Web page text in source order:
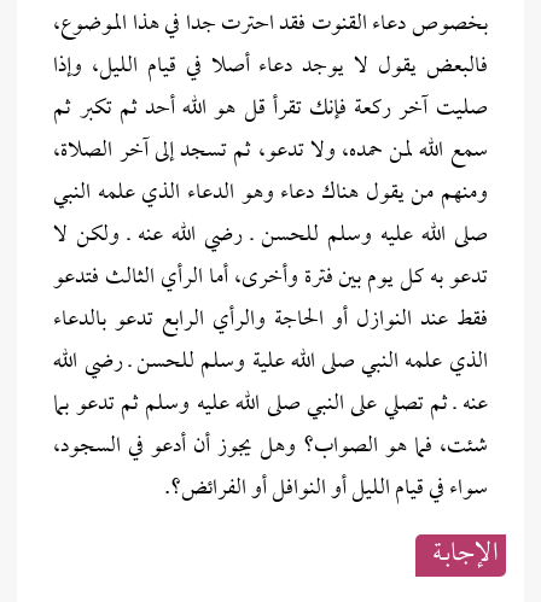
بخصوص دعاء القنوت فقد احترت جدا في هذا الموضوع،
فالبعض يقول لا يوجد دعاء أصلا في قيام الليل، وإذا
صليت آخر ركعة فإنك تقرأ قل هو الله أحد ثم تكبر ثم
سمع الله لمن حمده، ولا تدعو، ثم تسجد إلى آخر الصلاة،
ومنهم من يقول هناك دعاء وهو الدعاء الذي علمه النبي
صلى الله عليه وسلم للحسن ـ رضي الله عنه ـ ولكن لا
تدعو به كل يوم بين فترة وأخرى، أما الرأي الثالث فتدعو
فقط عند النوازل أو الحاجة والرأي الرابع تدعو بالدعاء
الذي علمه النبي صلى الله علية وسلم للحسن ـ رضي الله
عنه ـ ثم تصلي على النبي صلى الله عليه وسلم ثم تدعو بما
شئت، فما هو الصواب؟ وهل يجوز أن أدعو في السجود،
سواء في قيام الليل أو النوافل أو الفرائض؟.
الإجابــة